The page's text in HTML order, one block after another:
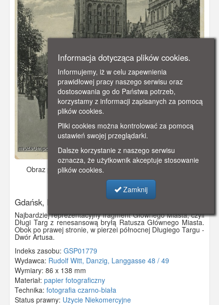
Obraz pochodzi zok. 1910 r.
Wyświetlono: 3173
Gdańsk, Ratusz Głownego Miasta, Danzig Rathaus
Najbardziej reprezentacyjny fragment Głównego Miasta, czyli
Długi Targ z renesansową bryłą Ratusza Głównego Miasta.
Obok po prawej stronie, w pierzei północnej Długiego Targu -
Dwór Artusa.
Indeks zasobu: GSP01779
Wydawca: Rudolf Witt, Danzig, Langgasse 48 / 49
Wymiary: 86 x 138 mm
Materiał: papier fotograficzny
Technika: fotografia czarno-biała
Status prawny: Użycie Niekomercyjne
Informacja dotycząca plików cookies.
Informujemy, iż w celu zapewnienia
prawidłowej pracy naszego serwisu oraz
dostosowania go do Państwa potrzeb,
korzystamy z informacji zapisanych za pomocą
plików cookies.
Pliki cookies można kontrolować za pomocą
ustawień swojej przeglądarki.
Dalsze korzystanie z naszego serwisu
oznacza, że użytkownik akceptuje stosowanie
plików cookies.
Zamknij